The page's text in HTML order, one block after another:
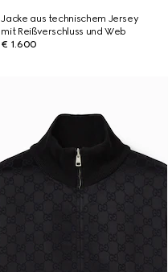
Jacke aus technischem Jersey
mit Reißverschluss und Web
€ 1.600